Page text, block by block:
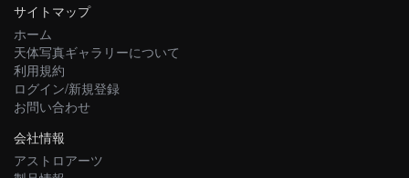
サイトマップ
ホーム
天体写真ギャラリーについて
利用規約
ログイン/新規登録
お問い合わせ
会社情報
アストロアーツ